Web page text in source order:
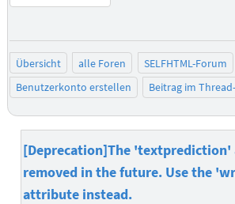
Übersicht alle Foren SELFHTML-Forum
Benutzerkonto erstellen
Beitrag im
[Deprecation]The
removed in the future. Use the
attribute instead.